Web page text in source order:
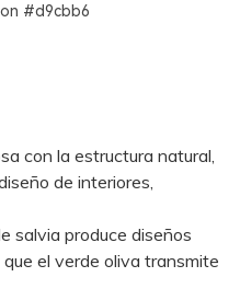
#d9cbb6
con la estructura natural,
de interiores,
salvia produce diseños
el verde oliva transmite